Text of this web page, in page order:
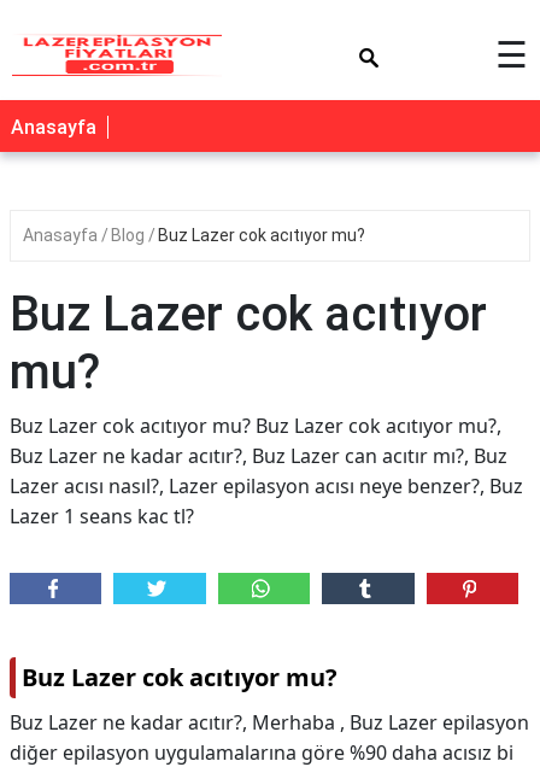
☰
Anasayfa
Anasayfa Blog Buz Lazer cok acıtıyor mu?
Buz Lazer cok acıtıyor
mu?
Buz Lazer cok acıtıyor mu? Buz Lazer cok acıtıyor mu?,
Buz Lazer ne kadar acıtır?, Buz Lazer can acıtır mı?, Buz
Lazer acısı nasıl?, Lazer epilasyon acısı neye benzer?, Buz
Lazer 1 seans kac tl?
Buz Lazer cok acıtıyor mu?
Buz Lazer ne kadar acıtır?, Merhaba , Buz Lazer epilasyon
diğer epilasyon uygulamalarına göre %90 daha acısız bi